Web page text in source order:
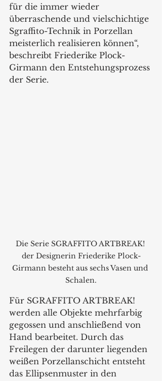
für die immer wieder
überraschende und vielschichtige
Sgraffito-Technik in Porzellan
meisterlich realisieren können“,
beschreibt Friederike Plock-
Girmann den Entstehungsprozess
der Serie.
Die Serie SGRAFFITO ARTBREAK!
der Designerin Friederike Plock-
Girmann besteht aus sechs Vasen und
Schalen.
Für SGRAFFITO ARTBREAK!
werden alle Objekte mehrfarbig
gegossen und anschließend von
Hand bearbeitet. Durch das
Freilegen der darunter liegenden
weißen Porzellanschicht entsteht
das Ellipsenmuster in den